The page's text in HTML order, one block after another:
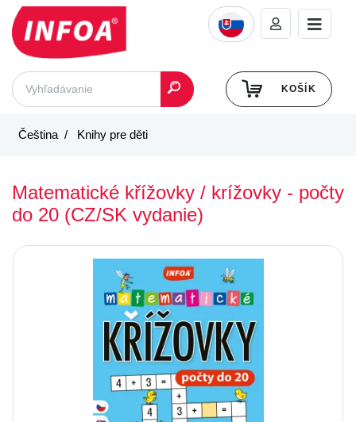
KOŠÍK
Čeština Knihy pre děti
Matematické křížovky / krížovky - počty
do 20 (CZ/SK vydanie)